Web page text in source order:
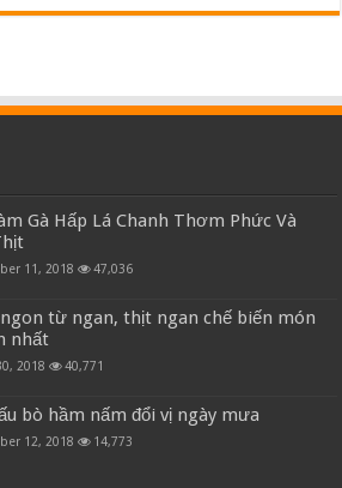
Gà Hấp Lá Chanh Thơm Phức Và
11, 2018 47,036
từ ngan, thịt ngan chế biến món
nhất
2018 40,771
bò hầm nấm đổi vị ngày mưa
12, 2018 14,773